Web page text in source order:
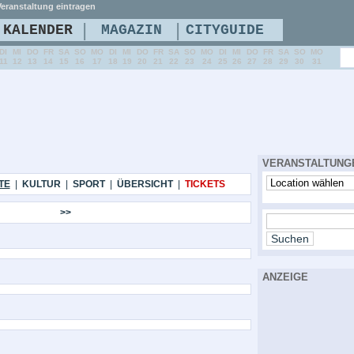
| KULTUR| SPORT| ÜBERSICHT| TICKETS
>>
ANZEIGE
eintragen
KALENDER | MAGAZIN | CITYGUIDE
DI
MI
12
DO
13
FR
14
SA
15
SO
16
MO
17
DI
18
MI
19
DO
20
FR
21
SA
22
SO
23
MO
24
DI
25
MI
26
DO
27
FR
28
SA
29
SO
30
MO
31